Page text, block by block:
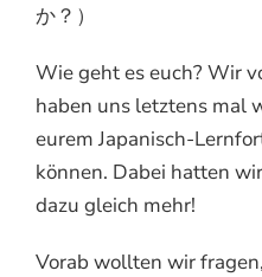
か？）
Wie geht es euch? Wir
haben uns letztens mal
eurem Japanisch-
können. Dabei hatten
dazu gleich mehr!
Vorab wollten wir